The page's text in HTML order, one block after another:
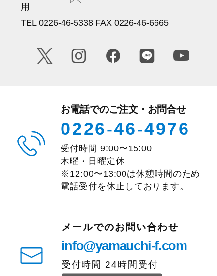
用
TEL 0226-46-5338 FAX 0226-46-6665
お電話でのご注文・お問合せ
0226-46-4976
受付時間 9:00〜15:00
木曜・日曜定休
※12:00〜13:00は休憩時間のため
電話受付を休止しております。
メールでのお問い合わせ
info@yamauchi-f.com
受付時間 24時間受付